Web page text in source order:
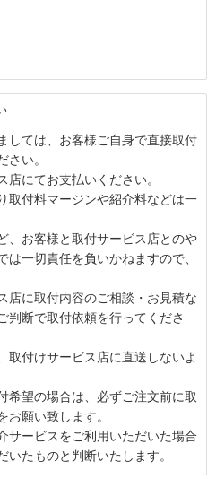
しては、お客様ご自身で直接取付
さい。
店にてお支払いください。
取付料マージンや紹介料などは一
、お客様と取付サービス店とのや
は一切責任を負いかねますので、
店に取付内容のご相談・お見積な
判断で取付依頼を行ってくださ
取付けサービス店に直送しないよ
希望の場合は、必ずご注文前に取
願い致します。
サービスをご利用いただいた場合
たものと判断いたします。